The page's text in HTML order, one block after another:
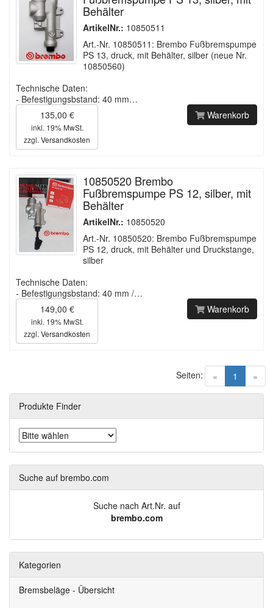
Behälter
ArtikelNr.: 10850511
Art.-Nr. 10850511: Brembo Fußbremspumpe
PS 13, druck, mit Behälter, silber (neue Nr.
10850560)
Technische Daten:
- Befestigungsbstand: 40 mm…
135,00 €
inkl. 19% MwSt.
zzgl. Versandkosten
Warenkorb
10850520 Brembo
Fußbremspumpe PS 12, silber, mit
Behälter
ArtikelNr.: 10850520
Art.-Nr. 10850520: Brembo Fußbremspumpe
PS 12, druck, mit Behälter und Druckstange,
silber
Technische Daten:
- Befestigungsbstand: 40 mm /…
149,00 €
inkl. 19% MwSt.
zzgl. Versandkosten
Warenkorb
« 1 (current)
»
Seiten:
Produkte Finder
Suche auf brembo.com
Suche nach Art.Nr. auf
brembo.com
Kategorien
Bremsbeläge - Übersicht